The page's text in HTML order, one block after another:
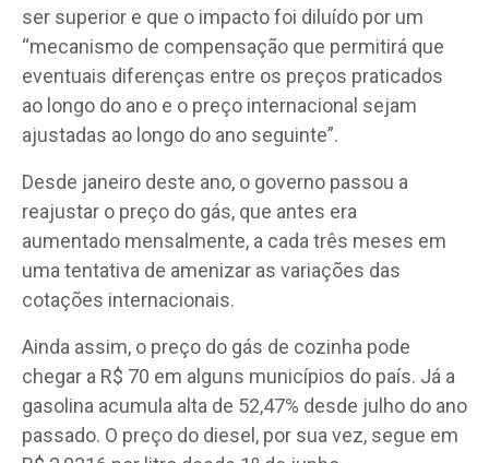
ser superior e que o impacto foi diluído por um
“mecanismo de compensação que permitirá que
eventuais diferenças entre os preços praticados
ao longo do ano e o preço internacional sejam
ajustadas ao longo do ano seguinte”.
Desde janeiro deste ano, o governo passou a
reajustar o preço do gás, que antes era
aumentado mensalmente, a cada três meses em
uma tentativa de amenizar as variações das
cotações internacionais.
Ainda assim, o preço do gás de cozinha pode
chegar a R$ 70 em alguns municípios do país. Já a
gasolina acumula alta de 52,47% desde julho do ano
passado. O preço do diesel, por sua vez, segue em